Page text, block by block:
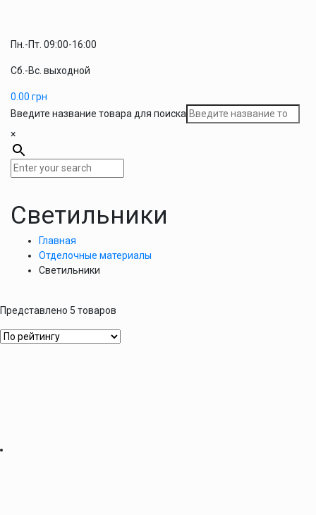
Пн.-Пт. 09:00-16:00
Сб.-Вс. выходной
0.00 грн
Введите название товара для поиска
×
Светильники
Главная
Отделочные материалы
Светильники
Представлено 5 товаров